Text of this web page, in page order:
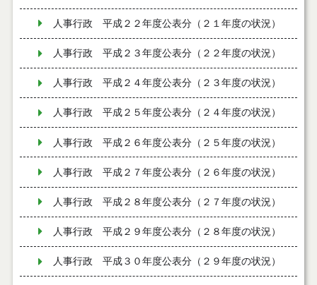
人事行政 平成２２年度公表分（２１年度の状況）
人事行政 平成２３年度公表分（２２年度の状況）
人事行政 平成２４年度公表分（２３年度の状況）
人事行政 平成２５年度公表分（２４年度の状況）
人事行政 平成２６年度公表分（２５年度の状況）
人事行政 平成２７年度公表分（２６年度の状況）
人事行政 平成２８年度公表分（２７年度の状況）
人事行政 平成２９年度公表分（２８年度の状況）
人事行政 平成３０年度公表分（２９年度の状況）